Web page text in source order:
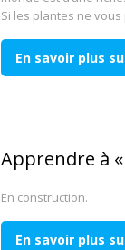
Si les plantes ne
En savoir plus
Apprendre à
En construction.
En savoir plus